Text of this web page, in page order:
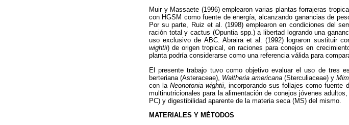
Muir y Massaete (1996) emplearon varias plantas forrajeras
con HGSM como fuente de energía, alcanzando ganancias de
Por su parte, Ruiz et al. (1998) emplearon en condiciones del
ración total y cactus (Opuntia spp.) a libertad logrando una
uso exclusivo de ABC. Abraira et al. (1992) lograron sustituir
wightii) de origen tropical, en raciones para conejos en
planta podría considerarse como una referencia válida para
El presente trabajo tuvo como objetivo evaluar el uso de tres
berteriana (Asteraceae), Waltheria americana (Sterculiaceae) y
con laNeonotonia wightii , incorporando sus follajes como
multinutricionales para la alimentación de conejos jóvenes
PC) y digestibilidad aparente de la materia seca (MS) del mismo.
MATERIALES Y MÉTODOS